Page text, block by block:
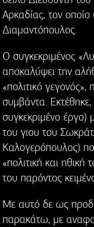
Αρκαδίας, τον
Διαμαντόπουλος.
Ο συγκεκριμένος
αποκαλύψει την
«πολιτικό
συμβάντα.
συγκεκριμένο έργο)
του γιου του
Καλογερόπουλος)
«πολιτική και
του παρόντος
Με αυτό δε ως
παρακάτω, με